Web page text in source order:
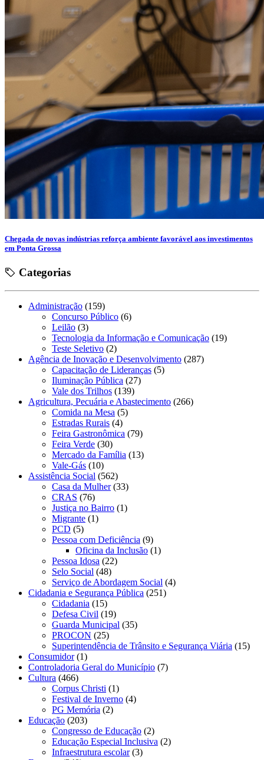
Chegada de novas indústrias reforça ambiente favorável aos investimentos
em Ponta Grossa
Categorias
Administração (159)
Concurso Público (6)
Leilão (3)
Tecnologia da Informação e Comunicação (19)
Teste Seletivo (2)
Agência de Inovação e Desenvolvimento (287)
Capacitação de Lideranças (5)
Iluminação Pública (27)
Vale dos Trilhos (139)
Agricultura, Pecuária e Abastecimento (266)
Comida na Mesa (5)
Estradas Rurais (4)
Feira Gastronômica (79)
Feira Verde (30)
Mercado da Família (13)
Vale-Gás (10)
Assistência Social (562)
Casa da Mulher(33)
CRAS (76)
Justiça no Bairro (1)
Migrante (1)
PCD (5)
Pessoa com Deficiência (9)
Oficina da Inclusão (1)
Pessoa Idosa (22)
Selo Social (48)
Serviço de Abordagem Social (4)
Cidadania e Segurança Pública (251)
Cidadania (15)
Defesa Civil (19)
Guarda Municipal (35)
PROCON (25)
Superintendência de Trânsito e Segurança Viária (15)
Consumidor(1)
Controladoria Geral do Município (7)
Cultura (466)
Corpus Christi (1)
Festival de Inverno (4)
PG Memória (2)
Educação (203)
Congresso de Educação (2)
Educação Especial Inclusiva (2)
Infraestrutura escolar(3)